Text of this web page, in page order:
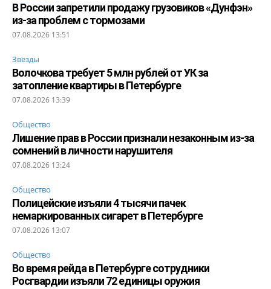
В России запретили продажу грузовиков «Дунфэн»
из-за проблем с тормозами
07.08.2026 13:51
Звезды
Волочкова требует 5 млн рублей от УК за
затопление квартиры в Петербурге
07.08.2026 13:39
Общество
Лишение прав в России признали незаконным из-за
сомнений в личности нарушителя
07.08.2026 13:24
Общество
Полицейские изъяли 4 тысячи пачек
немаркированных сигарет в Петербурге
07.08.2026 13:07
Общество
Во время рейда в Петербурге сотрудники
Росгвардии изъяли 72 единицы оружия